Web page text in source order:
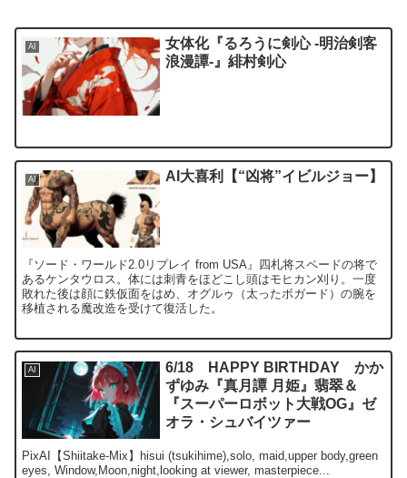
AI
女体化『るろうに剣心 -明治剣客
浪漫譚-』緋村剣心
AI AI大喜利【“凶将”イビルジョー】
『ソード・ワールド2.0リプレイ from USA』四札将スペードの将で
あるケンタウロス。体には刺青をほどこし頭はモヒカン刈り。一度
敗れた後は顔に鉄仮面をはめ、オグルゥ（太ったボガード）の腕を
移植される魔改造を受けて復活した。
AI
6/18 HAPPY BIRTHDAY かか
ずゆみ『真月譚 月姫』翡翠＆
『スーパーロボット大戦OG』ゼ
オラ・シュバイツァー
PixAI【Shiitake-Mix】hisui (tsukihime),solo, maid,upper body,green
eyes, Window,Moon,night,looking at viewer, masterpiece...